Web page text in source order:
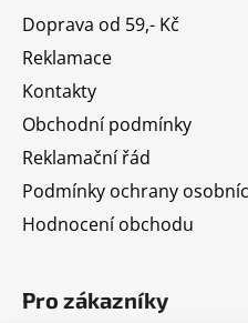
Doprava od 59,- Kč
Reklamace
Kontakty
Obchodní podmínky
Reklamační řád
Podmínky ochrany
Hodnocení obchodu
Pro zákazníky